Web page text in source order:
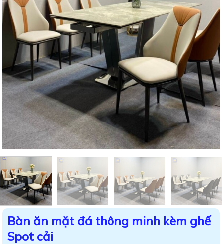
Bàn ăn mặt đá thông minh kèm ghế
Spot cải